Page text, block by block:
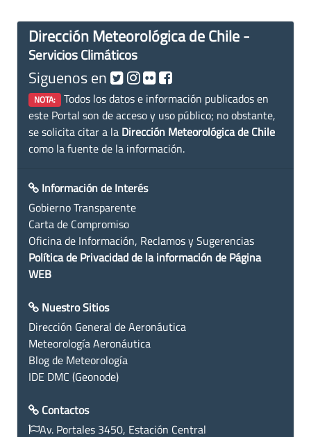
Dirección Meteorológica de Chile -
Servicios Climáticos
Siguenos en
NOTA: Todos los datos e información publicados en
este Portal son de acceso y uso público; no obstante,
se solicita citar a la Dirección Meteorológica de Chile
como la fuente de la información.
Información de Interés
Gobierno Transparente
Carta de Compromiso
Oficina de Información, Reclamos y Sugerencias
Política de Privacidad de la información de Página
WEB
Nuestro Sitios
Dirección General de Aeronáutica
Meteorología Aeronáutica
Blog de Meteorología
IDE DMC (Geonode)
Contactos
Av. Portales 3450, Estación Central